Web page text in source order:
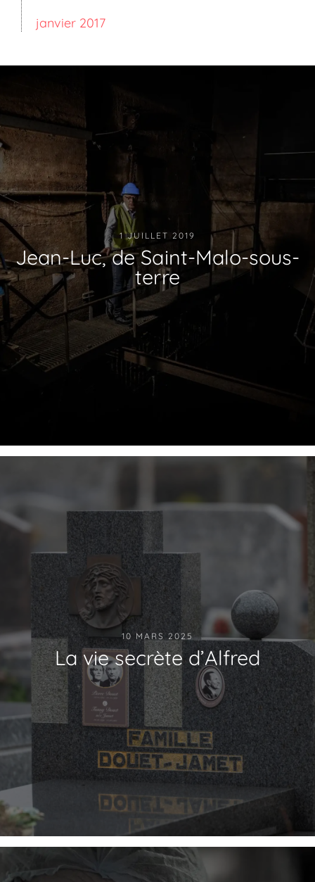
janvier 2017
1 JUILLET 2019
Jean-Luc, de Saint-Malo-sous-
terre
10 MARS 2025
La vie secrète d’Alfred